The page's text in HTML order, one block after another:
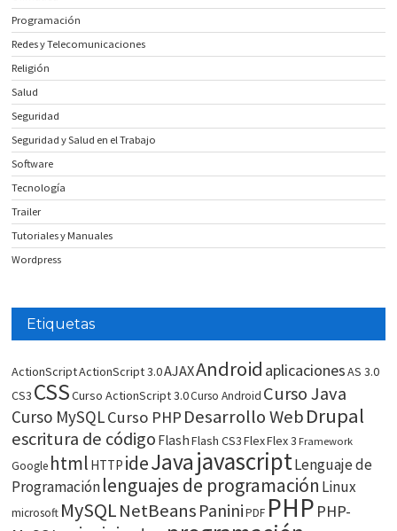
Programación
Redes y Telecomunicaciones
Religión
Salud
Seguridad
Seguridad y Salud en el Trabajo
Software
Tecnología
Trailer
Tutoriales y Manuales
Wordpress
Etiquetas
ActionScriptActionScript 3.0AJAXAndroid aplicacionesAS 3.0
CS3 CSSCurso ActionScript 3.0Curso Android Curso Java
Curso MySQLCurso PHP Desarrollo WebDrupal
escritura de código FlashFlash CS3FlexFlex 3 Framework
Google html HTTP ideJavajavascriptLenguaje de
Programaciónlenguajes de programación Linux
microsoft MySQLNetBeans Panini PDF PHP PHP-